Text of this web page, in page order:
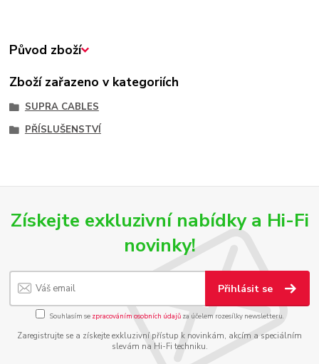
Původ zboží
Zboží zařazeno v kategoriích
SUPRA CABLES
PŘÍSLUŠENSTVÍ
Získejte exkluzivní nabídky a Hi-Fi
novinky!
Přihlásit se
Souhlasím se zpracováním osobních údajůza účelem rozesílky newsletteru.
Zaregistrujte se a získejte exkluzivní přístup k novinkám, akcím a speciálním
slevám na Hi-Fi techniku.